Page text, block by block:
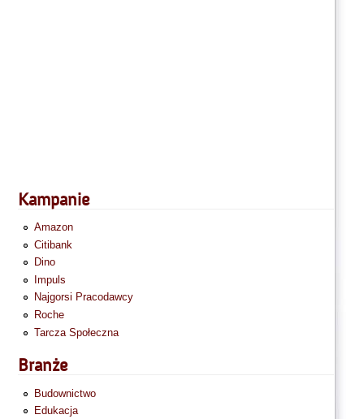
Kampanie
Amazon
Citibank
Dino
Impuls
Najgorsi Pracodawcy
Roche
Tarcza Społeczna
Branże
Budownictwo
Edukacja